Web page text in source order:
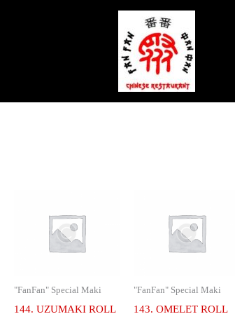
"FanFan" Special Maki
144. UZUMAKI ROLL
"FanFan" Special Maki
143. OMELET ROLL